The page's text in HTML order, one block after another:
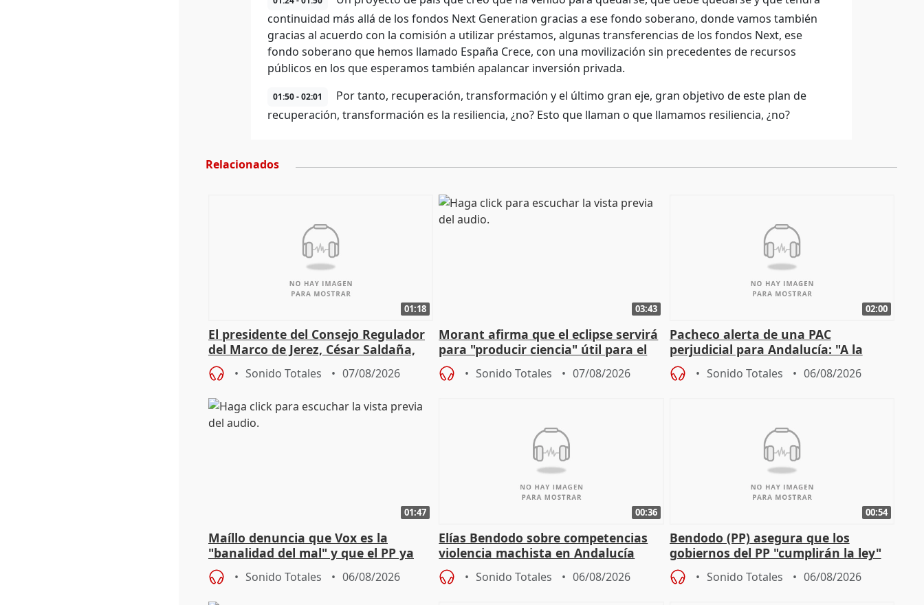
continuidad más allá de los fondos Next Generation gracias a ese fondo soberano, donde vamos también
gracias al acuerdo con la comisión a utilizar préstamos, algunas transferencias de los fondos Next, ese
fondo soberano que hemos llamado España Crece, con una movilización sin precedentes de recursos
públicos en los que esperamos también apalancar inversión privada.
01:50 - 02:01
Por tanto, recuperación, transformación y el último gran eje, gran objetivo de este plan de
recuperación, transformación es la resiliencia, ¿no? Esto que llaman o que llamamos resiliencia, ¿no?
Relacionados
01:18
El presidente del Consejo Regulador
del Marco de Jerez, César Saldaña,
sobre exportaciones
Sonido Totales 07/08/2026
03:43
Morant afirma que el eclipse servirá
para "producir ciencia" útil para el
resto del mundo
Sonido Totales 07/08/2026
02:00
Pacheco alerta de una PAC
perjudicial para Andalucía: "A la
agricultura hay que protegerla"
Sonido Totales 06/08/2026
01:47
Maíllo denuncia que Vox es la
"banalidad del mal" y que el PP ya
asume todas sus tesis
Sonido Totales 06/08/2026
00:36
Elías Bendodo sobre competencias
violencia machista en Andalucía
Sonido Totales 06/08/2026
00:54
Bendodo (PP) asegura que los
gobiernos del PP "cumplirán la ley"
sobre los menores migrantes
Sonido Totales 06/08/2026